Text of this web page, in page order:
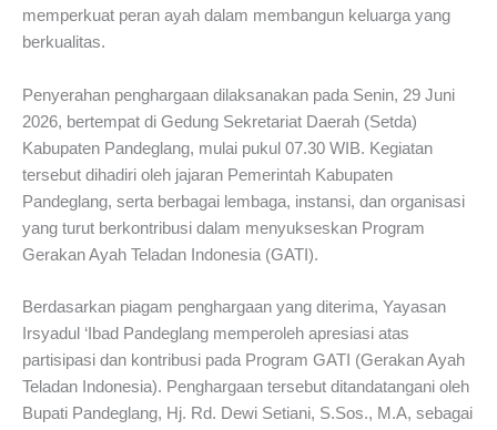
memperkuat peran ayah dalam membangun keluarga yang
berkualitas.
Penyerahan penghargaan dilaksanakan pada Senin, 29 Juni
2026, bertempat di Gedung Sekretariat Daerah (Setda)
Kabupaten Pandeglang, mulai pukul 07.30 WIB. Kegiatan
tersebut dihadiri oleh jajaran Pemerintah Kabupaten
Pandeglang, serta berbagai lembaga, instansi, dan organisasi
yang turut berkontribusi dalam menyukseskan Program
Gerakan Ayah Teladan Indonesia (GATI).
Berdasarkan piagam penghargaan yang diterima, Yayasan
Irsyadul ‘Ibad Pandeglang memperoleh apresiasi atas
partisipasi dan kontribusi pada Program GATI (Gerakan Ayah
Teladan Indonesia). Penghargaan tersebut ditandatangani oleh
Bupati Pandeglang, Hj. Rd. Dewi Setiani, S.Sos., M.A, sebagai